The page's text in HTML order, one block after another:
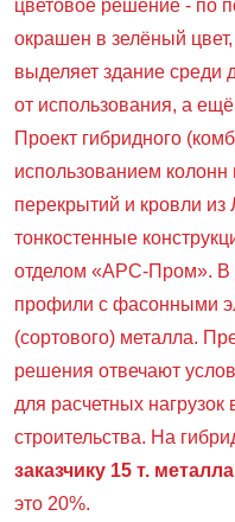
цветовое решение - по
окрашен в зелёный
выделяет здание среди
от использования, а
Проект гибридного
использованием колонн
перекрытий и кровли
тонкостенные
отделом «АРС-Пром». В
профили с фасонными
(сортового) металла.
решения отвечают
для расчетных
строительства. На
заказчику 15 т. металла
это 20%.